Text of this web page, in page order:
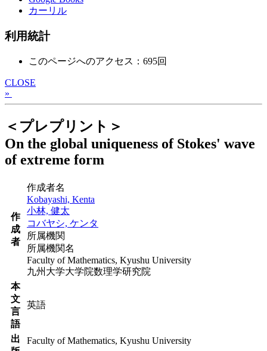
カーリル
利用統計
このページへのアクセス：695回
CLOSE
»
＜プレプリント＞
On the global uniqueness of Stokes' wave
of extreme form
作
成
者
作成者名
Kobayashi, Kenta
小林, 健太
コバヤシ, ケンタ
所属機関
所属機関名
Faculty of Mathematics, Kyushu University
九州大学大学院数理学研究院
本
文
言
語
英語
出
Faculty of Mathematics, Kyushu University